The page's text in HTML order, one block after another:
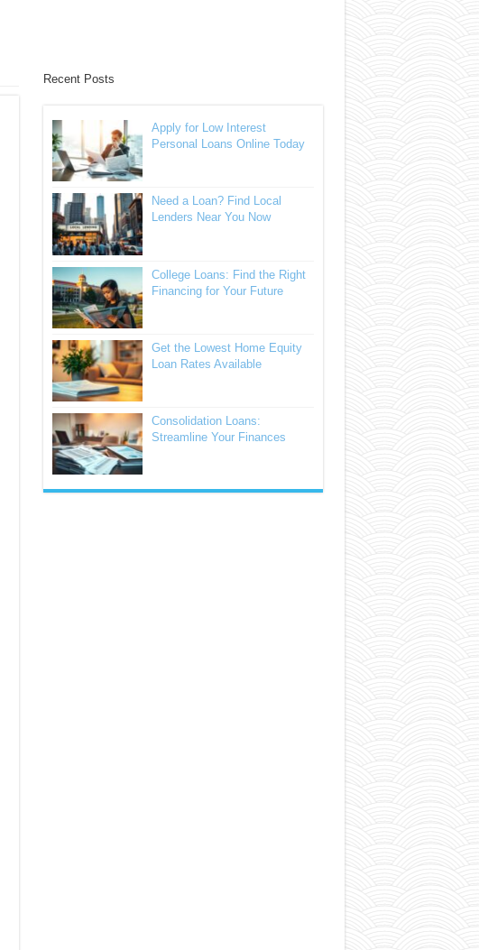
Recent Posts
Apply for Low Interest
Personal Loans Online Today
Need a Loan? Find Local
Lenders Near You Now
College Loans: Find the Right
Financing for Your Future
Get the Lowest Home Equity
Loan Rates Available
Consolidation Loans:
Streamline Your Finances